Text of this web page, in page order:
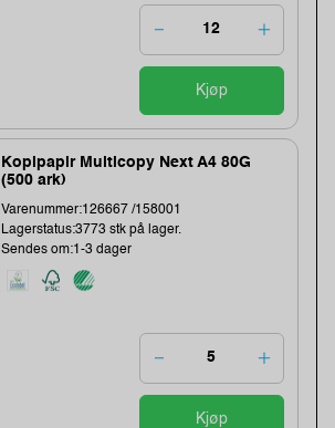
Kjøp
Kopipapir Multicopy Next A4 80G
(500 ark)
Varenummer:126667 /158001
Lagerstatus:3773 stk på lager.
Sendes om:1-3 dager
Kjøp